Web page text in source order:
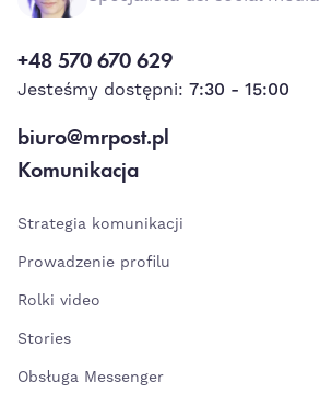
+48 570 670 629
Jesteśmy dostępni: 7:30 - 15:00
biuro@mrpost.pl
Komunikacja
Strategia komunikacji
Prowadzenie profilu
Rolki video
Stories
Obsługa Messenger